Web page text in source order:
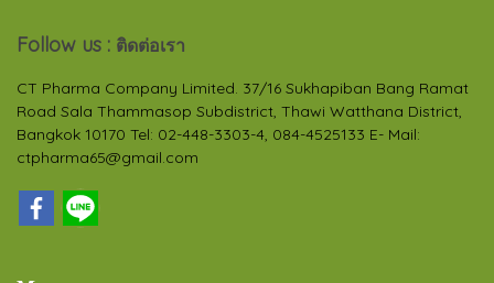
Follow us : ติดต่อเรา
CT Pharma Company Limited. 37/16 Sukhapiban Bang Ramat
Road Sala Thammasop Subdistrict, Thawi Watthana District,
Bangkok 10170 Tel: 02-448-3303-4, 084-4525133 E- Mail:
ctpharma65@gmail.com